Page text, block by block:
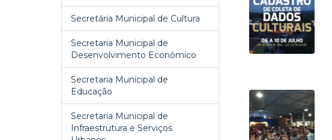
Secretária Municipal de Cultura
Secretaria Municipal de
Desenvolvimento Econômico
Secretaria Municipal de
Educação
Secretaria Municipal de
Infraestrutura e Serviços